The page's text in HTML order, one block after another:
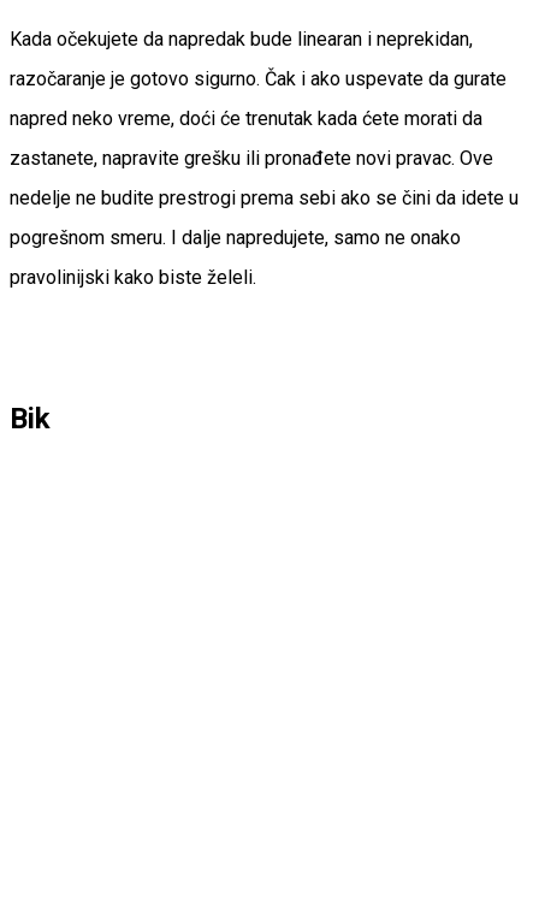
Kada očekujete da napredak bude linearan i neprekidan,
razočaranje je gotovo sigurno. Čak i ako uspevate da gurate
napred neko vreme, doći će trenutak kada ćete morati da
zastanete, napravite grešku ili pronađete novi pravac. Ove
nedelje ne budite prestrogi prema sebi ako se čini da idete u
pogrešnom smeru. I dalje napredujete, samo ne onako
pravolinijski kako biste želeli.
Bik